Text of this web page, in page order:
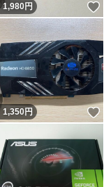
1,980円
1,350円